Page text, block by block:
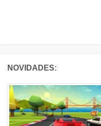
NOVIDADES: